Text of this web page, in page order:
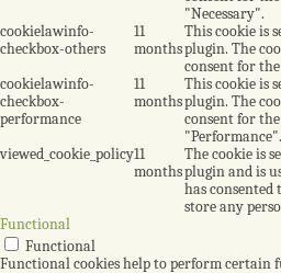
"Necessary".
cookielawinfo-
checkbox-others
11
months
This cookie is
plugin. The
consent for
cookielawinfo-
checkbox-
performance
11
months
This cookie is
plugin. The
consent for
"Performance".
viewed_cookie_policy11
months
The cookie is
plugin and is
has consented
store any
Functional
Functional
Functional cookies help to perform certain